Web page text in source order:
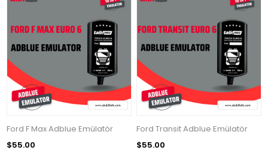
Ford F Max Adblue Emülatör
$55.00
Ford Transit Adblue Emülatör
$55.00